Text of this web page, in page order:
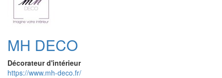
MH DECO
Décorateur d'intérieur
https://www.mh-deco.fr/